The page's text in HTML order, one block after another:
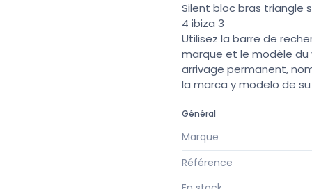
Silent bloc bras triangle
4 ibiza 3
Utilisez la barre de
marque et le modèle du
arrivage permanent,
la marca y modelo de
Général
Marque
Référence